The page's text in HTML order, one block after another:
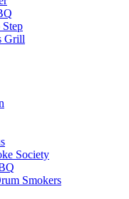
Grill
Society
Smokers